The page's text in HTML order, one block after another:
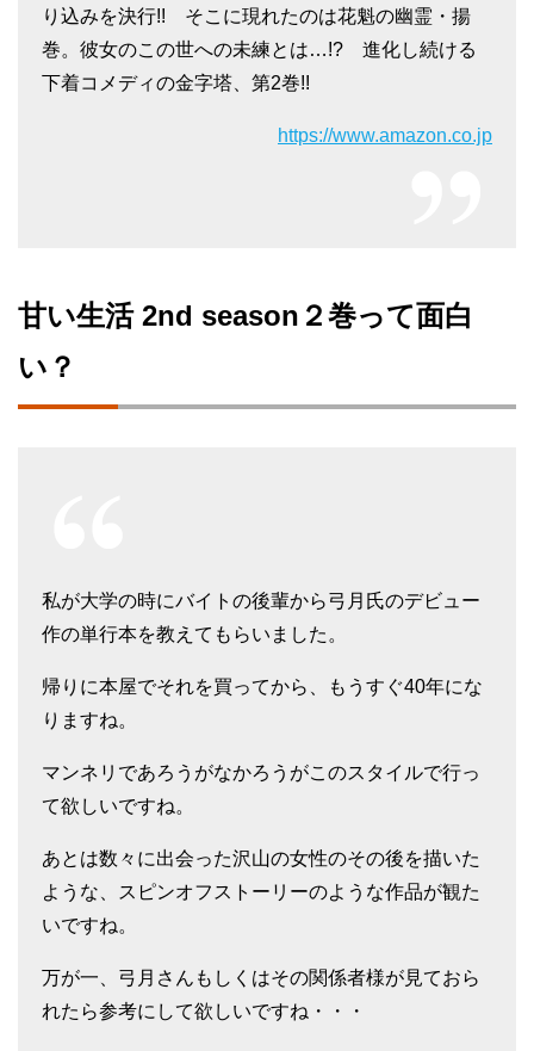
り込みを決行!! そこに現れたのは花魁の幽霊・揚
巻。彼女のこの世への未練とは…!? 進化し続ける
下着コメディの金字塔、第2巻!!
https://www.amazon.co.jp
甘い生活 2nd season２巻って面白
い？
私が大学の時にバイトの後輩から弓月氏のデビュー
作の単行本を教えてもらいました。
帰りに本屋でそれを買ってから、もうすぐ40年にな
りますね。
マンネリであろうがなかろうがこのスタイルで行っ
て欲しいですね。
あとは数々に出会った沢山の女性のその後を描いた
ような、スピンオフストーリーのような作品が観た
いですね。
万が一、弓月さんもしくはその関係者様が見ておら
れたら参考にして欲しいですね・・・